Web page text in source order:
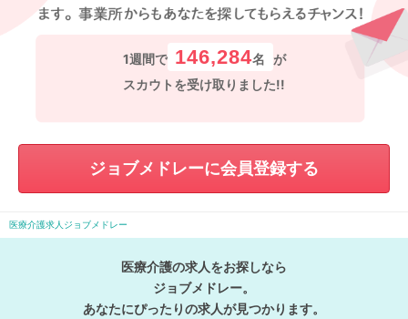
1週間で 146,284名 が
スカウトを受け取りました!!
ジョブメドレーに会員登録する
医療介護求人ジョブメドレー
医療介護の求人をお探しなら
ジョブメドレー。
あなたにぴったりの求人が見つかります。